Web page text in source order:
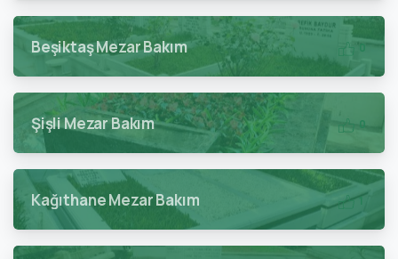
Beşiktaş Mezar Bakım 0
Şişli Mezar Bakım 0
Kağıthane Mezar Bakım 1